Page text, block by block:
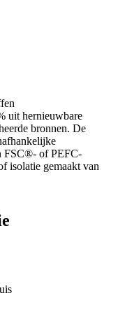
uit hernieuwbare
bronnen. De
FSC®- of PEFC-
isolatie gemaakt van